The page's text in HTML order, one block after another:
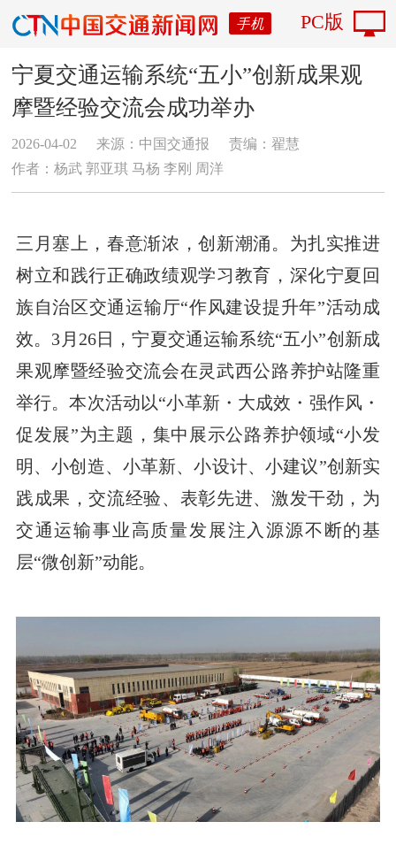
手机 PC版
宁夏交通运输系统“五小”创新成果观
摩暨经验交流会成功举办
2026-04-02 来源：中国交通报
责编：翟慧
作者：杨武 郭亚琪 马杨 李刚 周洋
三月塞上，春意渐浓，创新潮涌。为扎实推进
树立和践行正确政绩观学习教育，深化宁夏回
族自治区交通运输厅“作风建设提升年”活动成
效。3月26日，宁夏交通运输系统“五小”创新成
果观摩暨经验交流会在灵武西公路养护站隆重
举行。本次活动以“小革新・大成效・强作风・
促发展”为主题，集中展示公路养护领域“小发
明、小创造、小革新、小设计、小建议”创新实
践成果，交流经验、表彰先进、激发干劲，为
交通运输事业高质量发展注入源源不断的基
层“微创新”动能。